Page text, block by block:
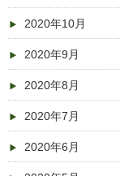
2020年10月
2020年9月
2020年8月
2020年7月
2020年6月